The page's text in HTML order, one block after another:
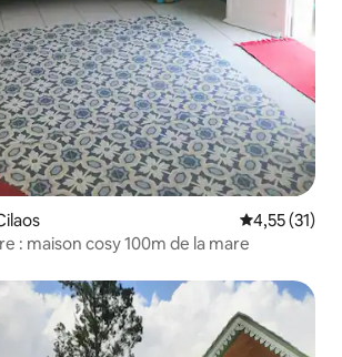
Évaluation
4,55 (31)
: maison cosy 100m de la mare